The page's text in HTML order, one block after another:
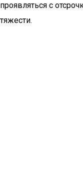
проявляться с
тяжести.